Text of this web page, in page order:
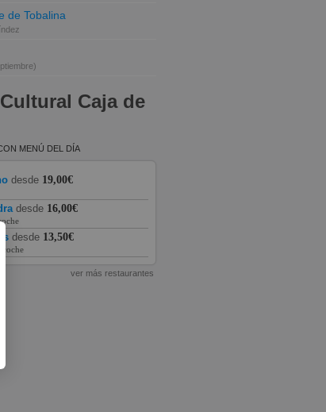
de Tobalina
Cultural Caja de
MENÚ DEL DÍA
desde 19,00€
desde 16,00€
desde 13,50€
ver más restaurantes